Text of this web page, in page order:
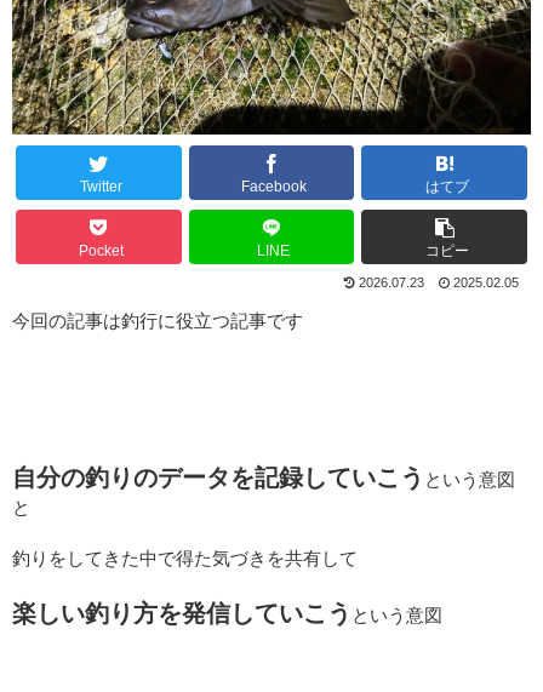
Twitter Facebook はてブ
Pocket LINE コピー
2026.07.23 2025.02.05
今回の記事は釣行に役立つ記事です
自分の釣りのデータを記録していこう という意図
と
釣りをしてきた中で得た気づきを共有して
楽しい釣り方を発信していこう という意図